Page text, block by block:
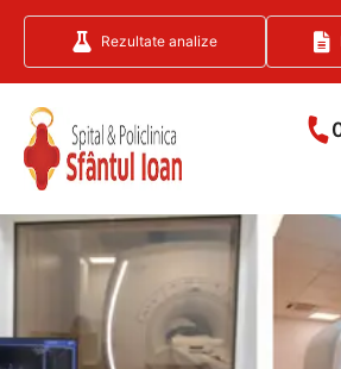
Rezultate analize